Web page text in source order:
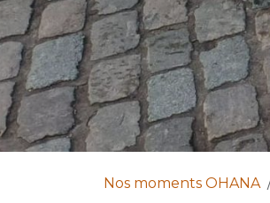
Nos moments OHANA